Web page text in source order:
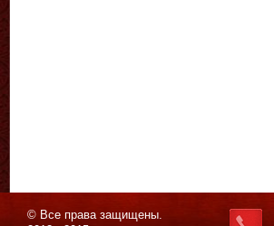
© Все права защищены.